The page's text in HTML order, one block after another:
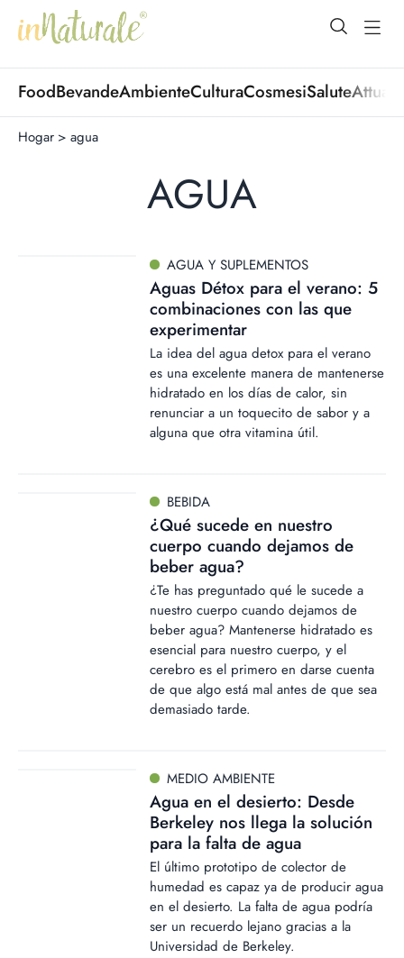
open
FoodBevandeAmbienteCulturaCosmesiSalute
Hogar > agua
AGUA
AGUA Y SUPLEMENTOS
Aguas Détox para el verano: 5
combinaciones con las que
experimentar
La idea del agua detox para el verano
es una excelente manera de mantenerse
hidratado en los días de calor, sin
renunciar a un toquecito de sabor y a
alguna que otra vitamina útil.
BEBIDA
¿Qué sucede en nuestro
cuerpo cuando dejamos de
beber agua?
¿Te has preguntado qué le sucede a
nuestro cuerpo cuando dejamos de
beber agua? Mantenerse hidratado es
esencial para nuestro cuerpo, y el
cerebro es el primero en darse cuenta
de que algo está mal antes de que sea
demasiado tarde.
MEDIO AMBIENTE
Agua en el desierto: Desde
Berkeley nos llega la solución
para la falta de agua
El último prototipo de colector de
humedad es capaz ya de producir agua
en el desierto. La falta de agua podría
ser un recuerdo lejano gracias a la
Universidad de Berkeley.